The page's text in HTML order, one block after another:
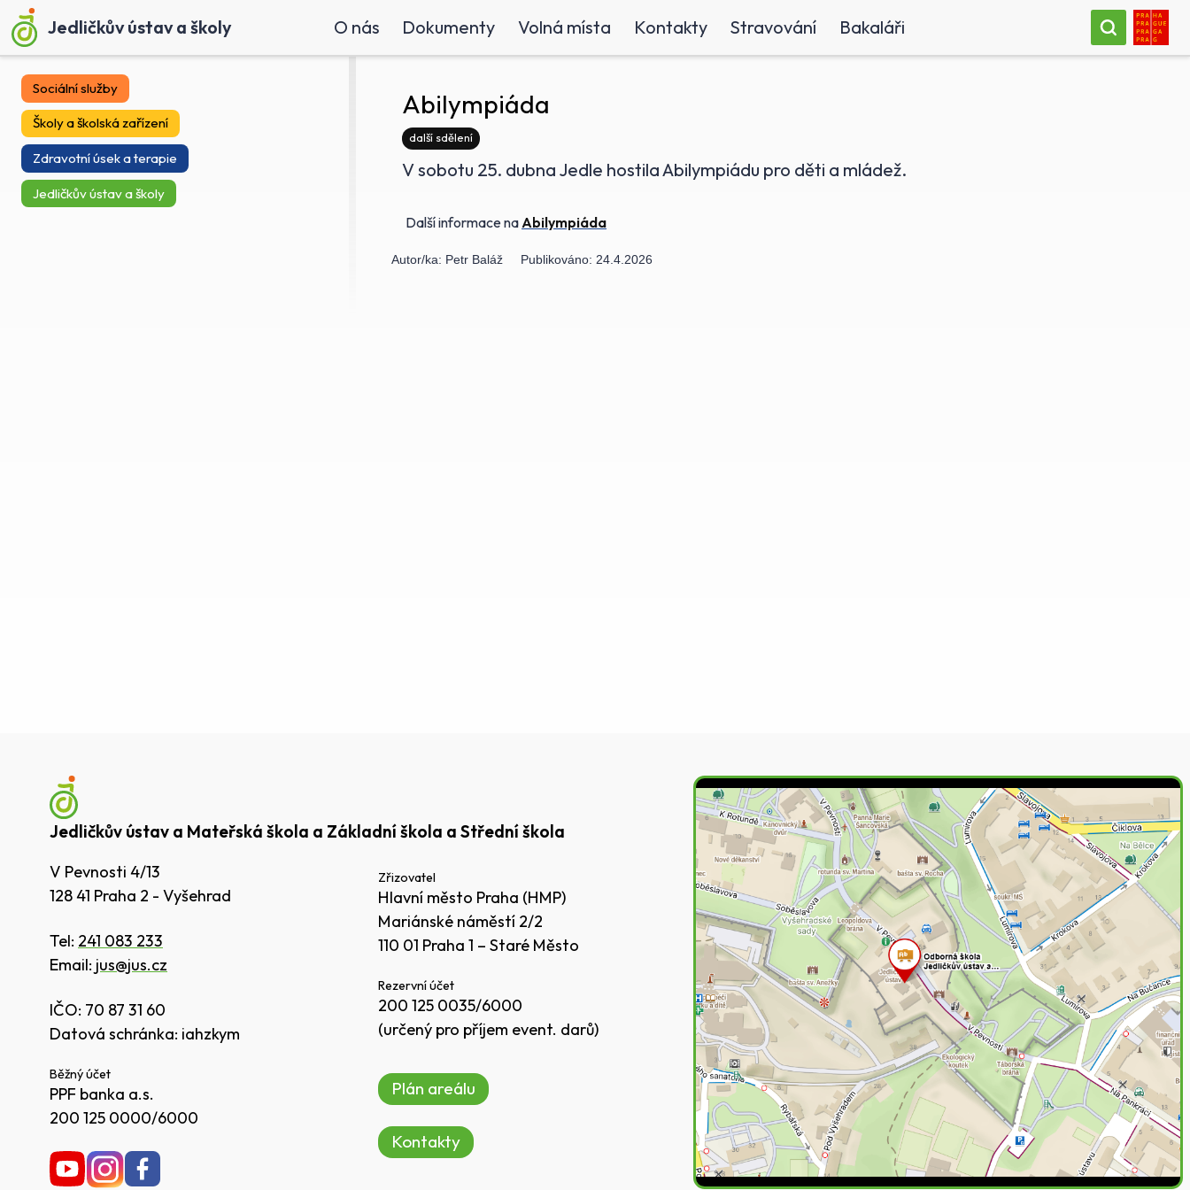
Jedličkův ústav a školy O nás Dokumenty Volná místa Kontakty Stravování Bakaláři
Sociální služby
Školy a školská zařízení
Zdravotní úsek a terapie
Jedličkův ústav a školy
Abilympiáda
další sdělení
V sobotu 25. dubna Jedle hostila Abilympiádu pro děti a mládež.
Další informace na Abilympiáda
Autor/ka: Petr Baláž Publikováno: 24.4.2026
Jedličkův ústav a Mateřská škola a Základní škola a Střední škola
V Pevnosti 4/13
128 41 Praha 2 - Vyšehrad
Tel: 241 083 233
Email: jus@jus.cz
IČO: 70 87 31 60
Datová schránka: iahzkym
Běžný účet
PPF banka a.s.
200 125 0000/6000
Zřizovatel
Hlavní město Praha (HMP)
Mariánské náměstí 2/2
110 01 Praha 1 – Staré Město
Rezervní účet
200 125 0035/6000
(určený pro příjem event. darů)
Plán areálu
Kontakty